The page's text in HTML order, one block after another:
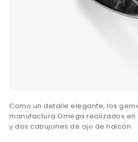
Como un detalle elegante, los
manufactura Omega realizados en
y dos cabujones de ojo de halcón.